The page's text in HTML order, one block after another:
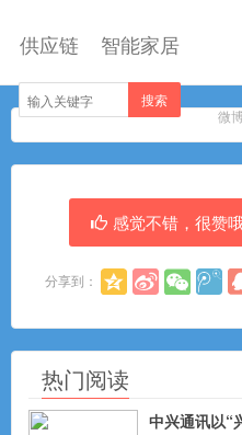
供应链 智能家居
微博
搜索
感觉不错，很赞
分享到：
热门阅读
中兴通讯以“